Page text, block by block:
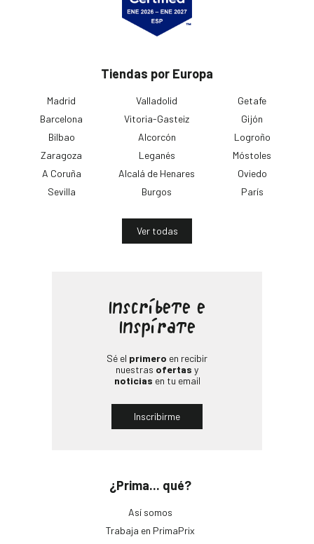
Tiendas por Europa
Madrid
Barcelona
Bilbao
Zaragoza
A Coruña
Sevilla
Valladolid
Vitoria-Gasteiz
Alcorcón
Leganés
Alcalá de Henares
Burgos
Getafe
Gijón
Logroño
Móstoles
Oviedo
París
Ver todas
¿Prima... qué?
Así somos
Trabaja en PrimaPrix
Inscríbete e
Inspírate
Sé el primero en recibir
nuestras ofertas y
noticias en tu email
Inscribirme